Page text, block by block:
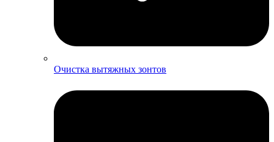
Очистка вытяжных зонтов